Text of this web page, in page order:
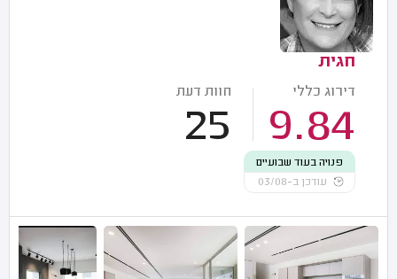
חגית
דירוג כללי
9.84
חוות דעת
25
פנויה בעוד שבועיים
עודכן ב-03/08